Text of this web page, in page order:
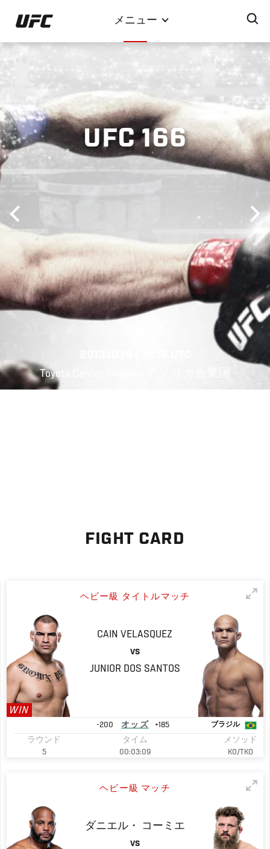
イ
ン
コ
ン
ン
ツ
に
移
メニュー
UFC 166
Toyota Center, Houston アメリカ合衆国
FIGHT CARD
ヘビー級 タイトルマッチ
WIN
CAIN VELASQUEZ
VS
JUNIOR DOS SANTOS
-200 オッズ +185 ブラジル
ラウンド
5
タイム
00:03:09
メソッド
KO/TKO
ヘビー級 マッチ
ダニエル・ コーミエ
VS